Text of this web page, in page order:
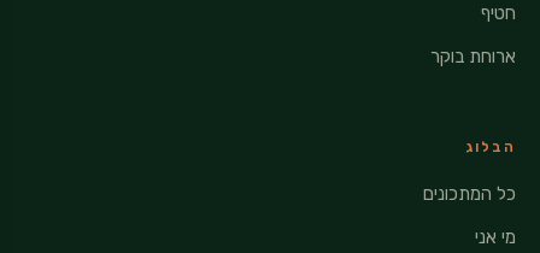
חטיף
ארוחת בוקר
הבלוג
כל המתכונים
מי אני